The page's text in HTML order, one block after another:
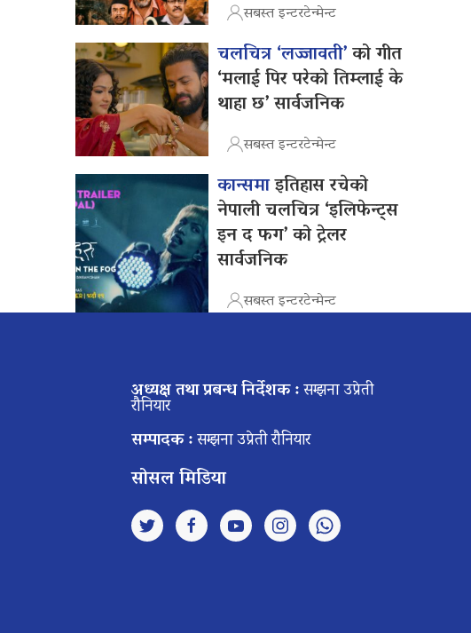
सबस्त इन्टरटेन्मेन्ट
चलचित्र ‘लज्जावती’को गीत
‘मलाई पिर परेको तिम्लाई के
थाहा छ’ सार्वजनिक
सबस्त इन्टरटेन्मेन्ट
कान्समाइतिहास रचेको
नेपाली चलचित्र ‘इलिफेन्ट्स
इन द फग’ को ट्रेलर
सार्वजनिक
सबस्त इन्टरटेन्मेन्ट
अध्यक्ष तथा प्रबन्ध निर्देशक :सम्झना उप्रेती
रौनियार
सम्पादक :सम्झना उप्रेती रौनियार
सोसल मिडिया